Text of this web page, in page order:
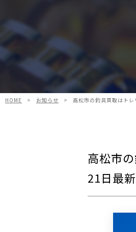
HOME > お知らせ > 高松市の釣具買取はト
高松市
21日最